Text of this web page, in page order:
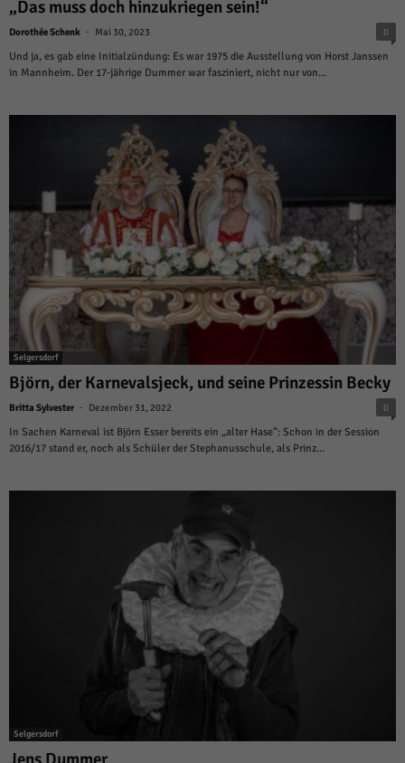
„Das muss doch hinzukriegen sein!“
Dorothée Schenk - Mai 30, 2023 0
Und ja, es gab eine Initialzündung: Es war 1975 die Ausstellung von Horst Janssen
in Mannheim. Der 17-jährige Dummer war fasziniert, nicht nur von...
Selgersdorf
Björn, der Karnevalsjeck, und seine Prinzessin Becky
Britta Sylvester - Dezember 31, 2022 0
In Sachen Karneval ist Björn Esser bereits ein „alter Hase“: Schon in der Session
2016/17 stand er, noch als Schüler der Stephanusschule, als Prinz...
Selgersdorf
Cookie-Informationen anzeigen
Externe Medien (6)
werden, bedarf der Zugriff auf diese Inhalte keiner manuellen Einwilligung
Cookie-Informationen anzeigen
powered by Borlabs Cookie Datenschutzerklärung